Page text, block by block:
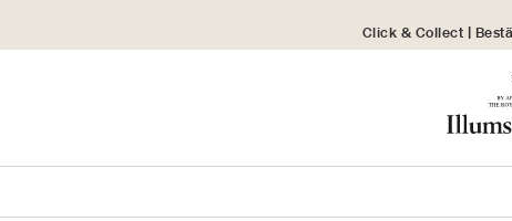
Click & Collect |
30